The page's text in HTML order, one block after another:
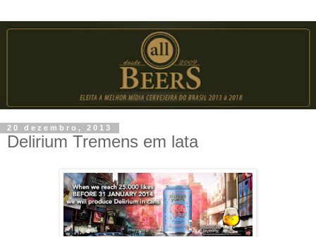
20 dezembro, 2013
Delirium Tremens em lata